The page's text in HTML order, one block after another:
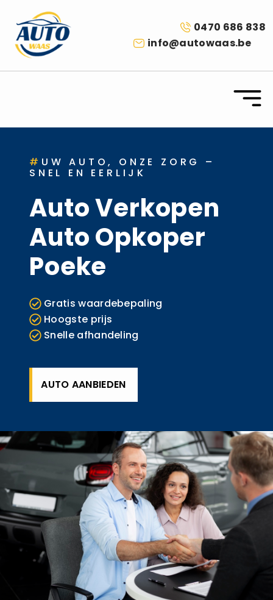
0470 686 838
info@autowaas.be
# UW AUTO, ONZE ZORG –
SNEL EN EERLIJK
Auto Verkopen
Auto Opkoper
Poeke
Gratis waardebepaling
Hoogste prijs
Snelle afhandeling
AUTO AANBIEDEN